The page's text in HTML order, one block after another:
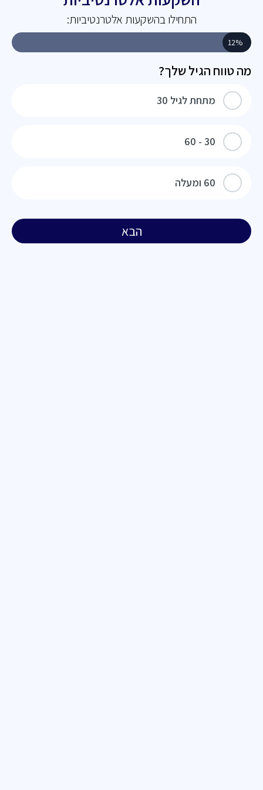
התחילו בהשקעות אלטרנטיביות:
12%
מה טווח הגיל שלך?
מתחת לגיל 30
30 - 60
60 ומעלה
הבא